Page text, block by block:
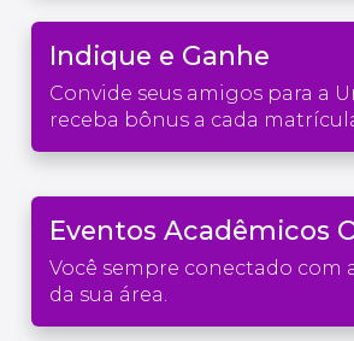
Indique e Ganhe
Convide seus amigos para a
receba bônus a cada
Eventos Acadêmicos
Você sempre conectado com
da sua área.